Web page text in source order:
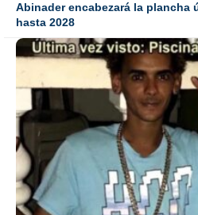
Abinader encabezará la plancha
hasta 2028